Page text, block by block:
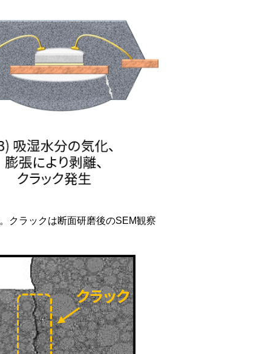
クラックは断面研磨後のSEM観察